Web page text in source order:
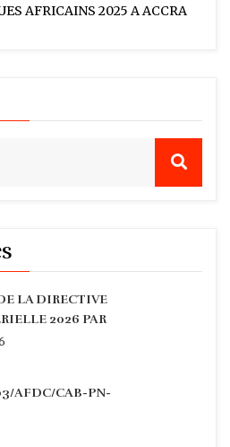
AFRICAINS 2025 A ACCRA
LA DIRECTIVE
2026 PAR
AFDC/CAB-PN-